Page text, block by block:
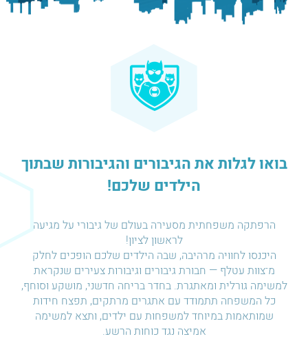
בואו לגלות את הגיבורים והגיבורות שבתוך
הילדים שלכם!
הרפתקה משפחתית מסעירה בעולם של גיבורי על מגיעה
לראשון לציון!
היכנסו לחוויה מרהיבה, שבה הילדים שלכם הופכים לחלק
מ־צוות עטלף — חבורת גיבורים וגיבורות צעירים שנקראת
למשימה גורלית ומאתגרת. בחדר בריחה חדשני, מושקע וסוחף,
כל המשפחה תתמודד עם אתגרים מרתקים, תפצח חידות
שמותאמות במיוחד למשפחות עם ילדים, ותצא למשימה
אמיצה נגד כוחות הרשע.